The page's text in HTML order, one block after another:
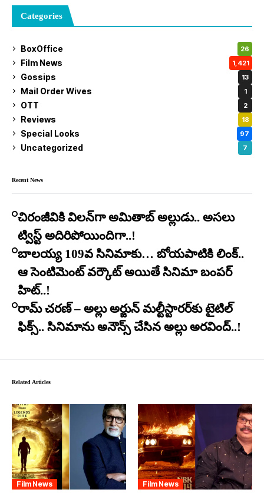
Categories
BoxOffice 26
Film News 1,421
Gossips 13
Mail Order Wives 1
OTT 2
Reviews 18
Special Looks 97
Uncategorized 7
Recent News
చిరంజీవికి విలన్‌గా అమితాబ్ అల్లుడు.. అసలు
ట్విస్ట్ అదిరిపోయిందిగా..!
బాలయ్య 109వ సినిమాకు… బోయపాటికి లింక్..
ఆ సెంటిమెంట్ వర్కౌట్ అయితే సినిమా బంపర్
హిట్..!
రామ్ చరణ్ – అల్లు అర్జున్ మల్టీస్టారర్​కు టైటిల్
ఫిక్స్.. సినిమాను అనౌన్స్ చేసిన అల్లు అరవింద్..!
Related Articles
Film News Film News